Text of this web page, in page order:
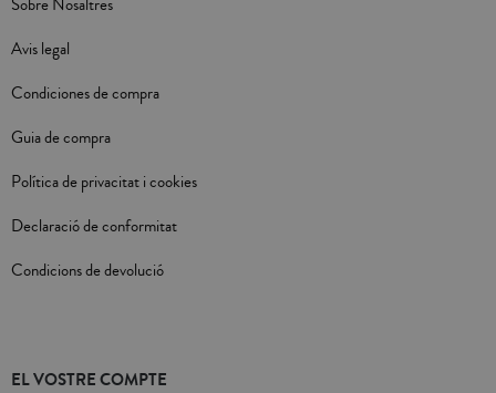
Sobre Nosaltres
Avis legal
Condiciones de compra
Guia de compra
Política de privacitat i cookies
Declaració de conformitat
Condicions de devolució
EL VOSTRE COMPTE